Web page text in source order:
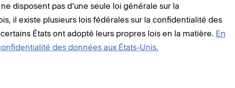
disposent pas d’une seule loi générale sur la
il existe plusieurs lois fédérales sur la confidentialité des
États ont adopté leurs propres lois en la matière. En
des données aux États-Unis.